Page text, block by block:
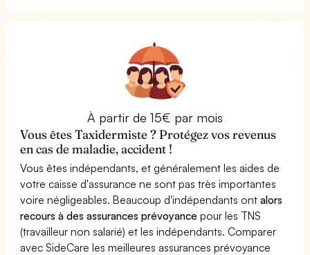
À partir de 15€ par mois
Vous êtes Taxidermiste ? Protégez vos revenus
en cas de maladie, accident !
Vous êtes indépendants, et généralement les aides de
votre caisse d'assurance ne sont pas très importantes
voire négligeables. Beaucoup d'indépendants ontalors
recours à des assurances prévoyance pour les TNS
(travailleur non salarié) et les indépendants. Comparer
avec SideCare les meilleures assurances prévoyance